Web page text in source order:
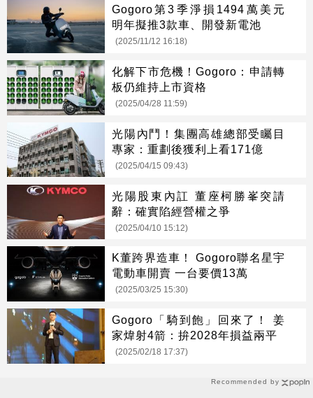
Recommended by
Gogoro第3季淨損1494萬美元
明年擬推3款車、開發新電池
(2025/11/12 16:18)
化解下市危機！Gogoro：申請轉
板仍維持上市資格
(2025/04/28 11:59)
光陽內鬥！集團高雄總部受矚目
專家：重劃後獲利上看171億
(2025/04/15 09:43)
光陽股東內訌 董座柯勝峯突請
辭：確實陷經營權之爭
(2025/04/10 15:12)
K董跨界造車！ Gogoro聯名星宇
電動車開賣 一台要價13萬
(2025/03/25 15:30)
Gogoro「騎到飽」回來了！ 姜
家煒射4箭：拚2028年損益兩平
(2025/02/18 17:37)